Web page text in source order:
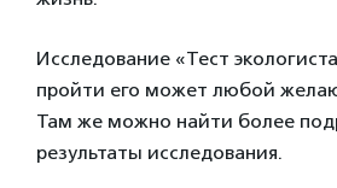
Исследование «Тест
пройти его может любой
Там же можно найти более
результаты исследования.